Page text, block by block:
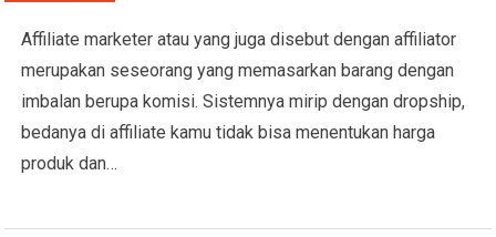
Affiliate marketer atau yang juga disebut dengan affiliator
merupakan seseorang yang memasarkan barang dengan
imbalan berupa komisi. Sistemnya mirip dengan dropship,
bedanya di affiliate kamu tidak bisa menentukan harga
produk dan…